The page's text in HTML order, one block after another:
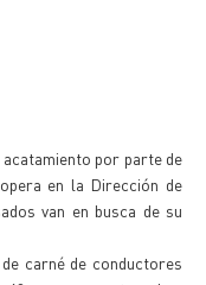
acatamiento por parte de
en la Dirección de
van en busca de su
carné de conductores